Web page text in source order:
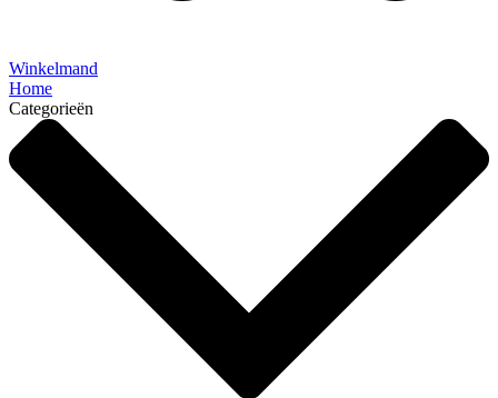
Winkelmand
Home
Categorieën